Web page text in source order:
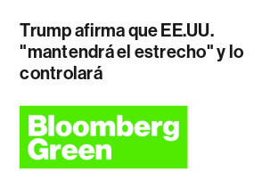
Trump afirma que EE.UU.
"mantendrá el estrecho" y lo
controlará